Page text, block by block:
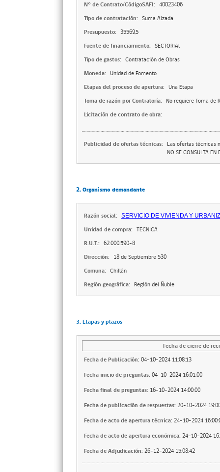
N° de Contrato/CódigoSAFI: 40023406
Tipo de contratación: Suma Alzada
Presupuesto: 35569,5
Fuente de financiamiento: SECTORIAl
Tipo de gastos: Contratación de Obras
Moneda: Unidad de Fomento
Etapas del proceso de apertura: Una Etapa
Toma de razón por Contraloría: No requiere Toma de
Licitación de contrato de obra:
Publicidad de ofertas técnicas: Las ofertas técnicas
NO SE CONSULTA EN
2. Organismo demandante
Razón social: SERVICIO DE VIVIENDA Y
Unidad de compra: TECNICA
R.U.T.: 62.000.590-8
Dirección: 18 de Septiembre 530
Comuna: Chillán
Región geográfica: Región del Ñuble
3. Etapas y plazos
Fecha de cierre de
Fecha de Publicación: 04-10-2024 11:08:13
Fecha inicio de preguntas: 04-10-2024 16:01:00
Fecha final de preguntas: 16-10-2024 14:00:00
Fecha de publicación de respuestas: 20-10-2024
Fecha de acto de apertura técnica: 24-10-2024
Fecha de acto de apertura económica: 24-10-2024
Fecha de Adjudicación: 26-12-2024 15:08:42